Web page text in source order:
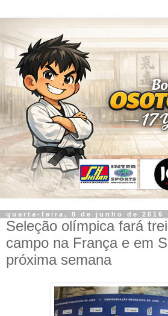
quarta-feira, 8 de junho de 2016
Seleção olímpica fará
campo na França e em
próxima semana